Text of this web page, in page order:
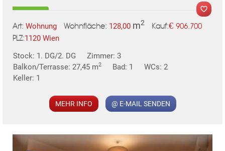
Art: Wohnung Wohnfläche: 128,00 m2 Kauf:€ 906.700
PLZ:1120 Wien
Stock: 1. DG/2. DG
Zimmer: 3
Balkon/Terrasse: 27,45 m2 Bad: 1
WCs: 2
Keller: 1
MEHR INFO @ E-MAIL SENDEN